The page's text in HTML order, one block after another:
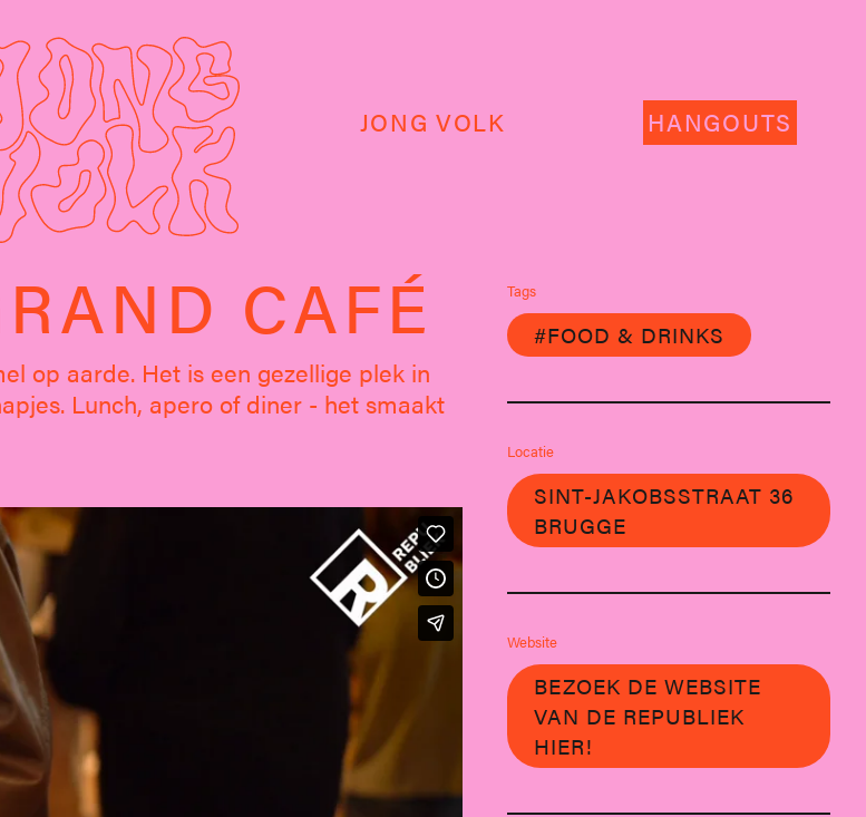
JONG VOLK HANGOUTS
CAFÉ
op aarde. Het is een gezellige plek in
Lunch, apero of diner - het smaakt
Tags
#FOOD & DRINKS
Locatie
SINT-JAKOBSSTRAAT 36
BRUGGE
Website
BEZOEK DE WEBSITE
VAN DE REPUBLIEK
HIER!